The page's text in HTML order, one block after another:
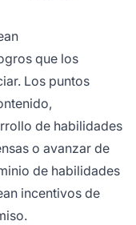
que los
Los puntos
de habilidades
o avanzar de
de habilidades
incentivos de